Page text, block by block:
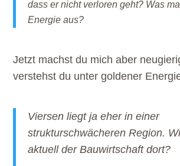
dass er nicht verloren geht? Was
Energie aus?
Jetzt machst du mich aber
verstehst du unter goldener
Viersen liegt ja eher in einer
strukturschwächeren Region.
aktuell der Bauwirtschaft dort?